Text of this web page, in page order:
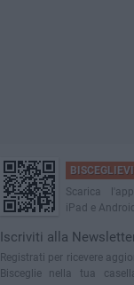
Scarica
iPad e
Iscriviti alla
Registrati per ricevere
Bisceglie nella tua